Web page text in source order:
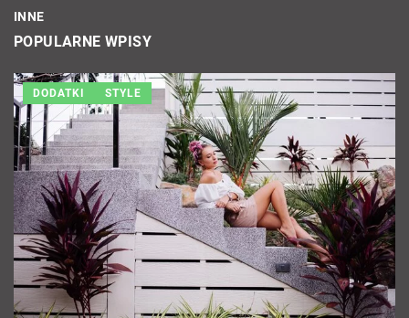
INNE
POPULARNE WPISY
DODATKI STYLE